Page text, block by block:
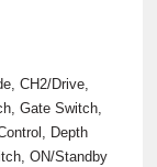
CH2/Drive,
Gate Switch,
Depth
ON/Standby